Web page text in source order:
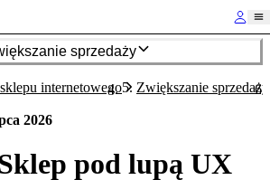
sprzedaży
internetowego Zwiększanie sprzedaży
2026
pod lupą UX